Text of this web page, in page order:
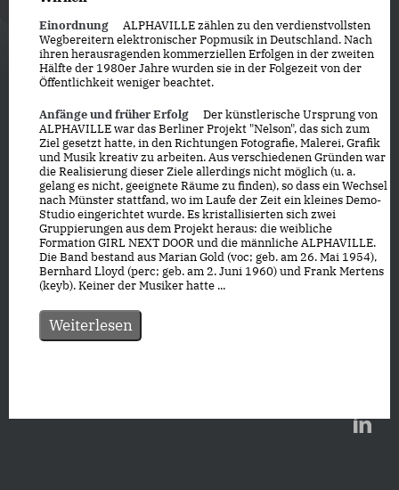
Einordnung
ALPHAVILLE zählen zu den verdienstvollsten
Wegbereitern elektronischer Popmusik in Deutschland. Nach
ihren herausragenden kommerziellen Erfolgen in der zweiten
Hälfte der 1980er Jahre wurden sie in der Folgezeit von der
Öffentlichkeit weniger beachtet.
Anfänge und früher Erfolg
Der künstlerische Ursprung von
ALPHAVILLE war das Berliner Projekt "Nelson", das sich zum
Ziel gesetzt hatte, in den Richtungen Fotografie, Malerei, Grafik
und Musik kreativ zu arbeiten. Aus verschiedenen Gründen war
die Realisierung dieser Ziele allerdings nicht möglich (u. a.
gelang es nicht, geeignete Räume zu finden), so dass ein Wechsel
nach Münster stattfand, wo im Laufe der Zeit ein kleines Demo-
Studio eingerichtet wurde. Es kristallisierten sich zwei
Gruppierungen aus dem Projekt heraus: die weibliche
Formation GIRL NEXT DOOR und die männliche ALPHAVILLE.
Die Band bestand aus Marian Gold (voc; geb. am 26. Mai 1954),
Bernhard Lloyd (perc; geb. am 2. Juni 1960) und Frank Mertens
(keyb). Keiner der Musiker hatte ...
Weiterlesen